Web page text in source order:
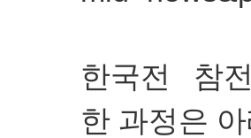
한국전 참
한 과정은